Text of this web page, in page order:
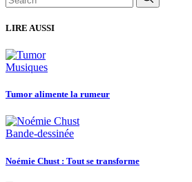
for:
LIRE AUSSI
Musiques
Tumor alimente la rumeur
Bande-dessinée
Noémie Chust : Tout se transforme